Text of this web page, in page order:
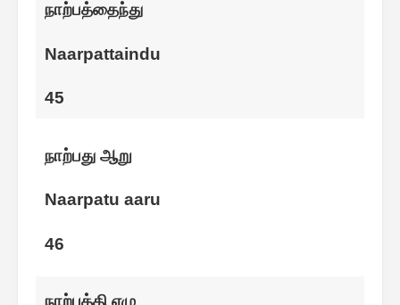
நாற்பத்தைந்து
Naarpattaindu
45
நாற்பது ஆறு
Naarpatu aaru
46
நாற்பத்தி ஏழு